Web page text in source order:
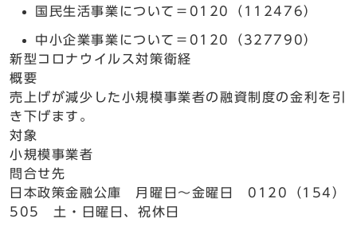
国民生活事業について＝0120（112476）
中小企業事業について＝0120（327790）
新型コロナウイルス対策衛経
概要
売上げが減少した小規模事業者の融資制度の金利を引
き下げます。
対象
小規模事業者
問合せ先
日本政策金融公庫 月曜日～金曜日 0120（154）
505 土・日曜日、祝休日